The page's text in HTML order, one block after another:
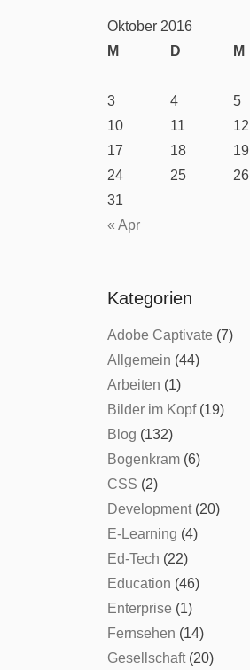
Oktober 2016
M
D M
« Apr
3
4 5
10
11 12
17
18 19
24
25 26
31
Kategorien
Adobe Captivate (7)
Allgemein (44)
Arbeiten (1)
Bilder im Kopf(19)
Blog (132)
Bogenkram(6)
CSS (2)
Development(20)
E-Learning (4)
Ed-Tech (22)
Education (46)
Enterprise (1)
Fernsehen (14)
Gesellschaft(20)